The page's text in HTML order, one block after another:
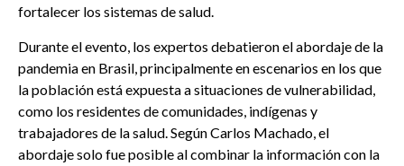
fortalecer los sistemas de salud.
Durante el evento, los expertos debatieron el abordaje de la
pandemia en Brasil, principalmente en escenarios en los que
la población está expuesta a situaciones de vulnerabilidad,
como los residentes de comunidades, indígenas y
trabajadores de la salud. Según Carlos Machado, el
abordaje solo fue posible al combinar la información con la